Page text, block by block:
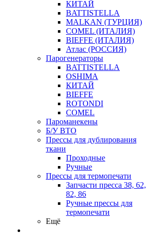
КИТАЙ
BATTISTELLA
MALKAN (ТУРЦИЯ)
COMEL (ИТАЛИЯ)
BIEFFE (ИТАЛИЯ)
Атлас (РОССИЯ)
Парогенераторы
BATTISTELLA
OSHIMA
КИТАЙ
BIEFFE
ROTONDI
COMEL
Пароманекены
Б/У ВТО
Прессы для дублирования
ткани
Проходные
Ручные
Прессы для термопечати
Запчасти пресса 38, 62,
82, 86
Ручные прессы для
термопечати
Ещё